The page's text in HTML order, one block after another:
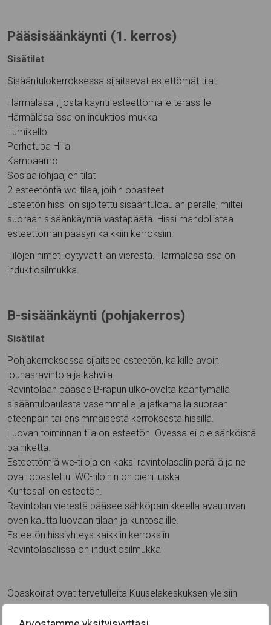
Pääsisäänkäynti (1. kerros)
Sisätilat
Sisääntulokerroksessa sijaitsevat estettömät tilat:
Härmäläsali, josta käynti esteettömälle terassille
Härmäläsalissa on induktiosilmukka
Lumikello
Perhetupa Hilla
Kampaamo
Sosiaaliohjaajien tilat
2 esteetöntä wc-tilaa, joihin opasteet
Esteetön hissi on sijoitettu sisääntuloaulan perälle, miltei
suoraan sisäänkäyntiä vastapäätä. Hissi mahdollistaa
esteettömän pääsyn kaikkiin kerroksiin.
Tilojen nimet löytyvät tilan vierestä. Härmäläsalissa on
induktiosilmukka.
B-sisäänkäynti (pohjakerros)
Sisätilat
Pohjakerroksessa sijaitsee esteetön, kaikille avoin
lounasravintola ja kahvila.
Ravintolaan pääsee B-rapun ulko-ovelta kääntymällä
sisääntuloaulasta vasemmalle ja jatkamalla suoraan
eteenpäin tai ensimmäisestä kerroksesta hissillä.
Luovan toiminnan tila on esteetön. Ovessa ei ole sähköistä
painiketta.
Esteettömiä wc-tiloja on kaksi ravintolasalin perällä ja ne
ovat opastettu. WC-tiloihin on pieni luiska.
Kuntosali on esteetön.
Ravintolan vierestä pääsee sähköpainikkeella avautuvan
oven kautta luovaan tilaan ja kuntosalille.
Esteetön hissiyhteys kaikkiin kerroksiin
Ravintolasalissa on induktiosilmukka
Opaskoirat ovat tervetulleita Kuuselakeskuksen yleisiin